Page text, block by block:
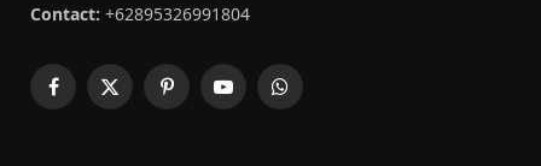
Contact: +62895326991804
Facebook
X
PinterestYouTubeWhatsApp